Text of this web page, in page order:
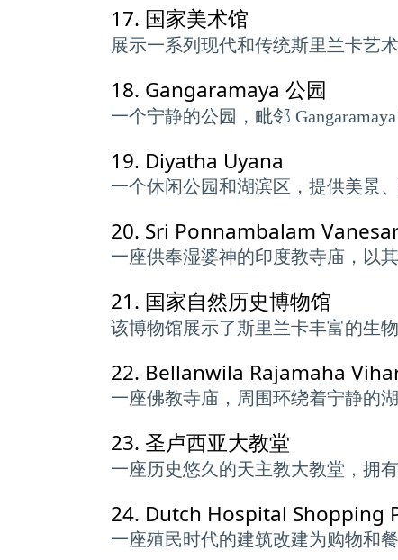
17. 国家美术馆
展示一系列现代和传统斯里兰卡艺术
18. Gangaramaya 公园
一个宁静的公园，毗邻
19. Diyatha Uyana
一个休闲公园和湖滨区，提供美景
20. Sri Ponnambalam
一座供奉湿婆神的印度教寺庙，以
21. 国家自然历史博物馆
该博物馆展示了斯里兰卡丰富的生
22. Bellanwila Rajamaha
一座佛教寺庙，周围环绕着宁静的
23. 圣卢西亚大教堂
一座历史悠久的天主教大教堂，拥
24. Dutch Hospital Shopping
一座殖民时代的建筑改建为购物和